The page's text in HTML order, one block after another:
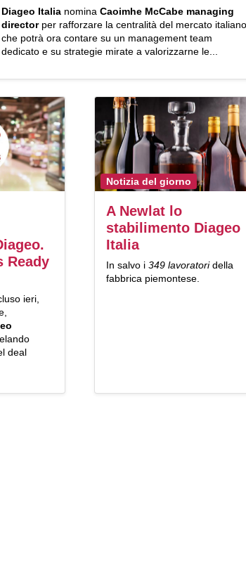
Diageo Italianomina Caoimhe McCabe managing
directorper rafforzare la centralità del mercato
che potrà ora contare su un management team
dedicato e su strategie mirate a valorizzarne le...
Ready
ieri,
deal
Notizia del giorno
A Newlat lo
stabilimento Diageo
Italia
In salvo i 349 lavoratoridella
fabbrica piemontese.